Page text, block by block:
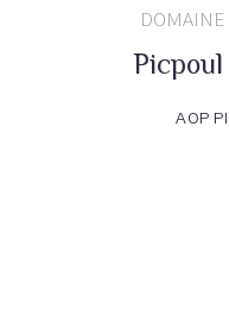
DOMAINE
AOP